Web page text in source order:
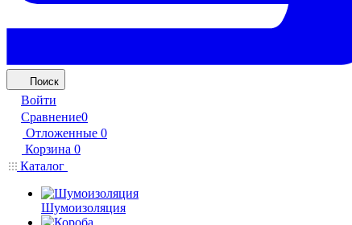
Поиск
Войти
Сравнение0
Отложенные 0
Корзина 0
Каталог
Шумоизоляция